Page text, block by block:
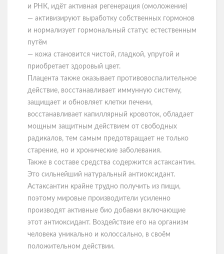
и РНК, идёт активная регенерация (омоложение)
— активизируют выработку собственных гормонов
и нормализует гормональный статус естественным
путём
— кожа становится чистой, гладкой, упругой и
приобретает здоровый цвет.
Плацента также оказывает противовоспалительное
действие, восстанавливает иммунную систему,
защищает и обновляет клетки печени,
восстанавливает капиллярный кровоток, обладает
мощным защитным действием от свободных
радикалов, тем самым предотвращает не только
старение, но и хронические заболевания.
Также в составе средства содержится астаксантин.
Это сильнейший натуральный антиоксидант.
Астаксантин крайне трудно получить из пищи,
поэтому мировые производители усиленно
производят активные био добавки включающие
этот антиоксидант. Воздействие его на организм
человека уникально и колоссально, в своём
положительном действии.